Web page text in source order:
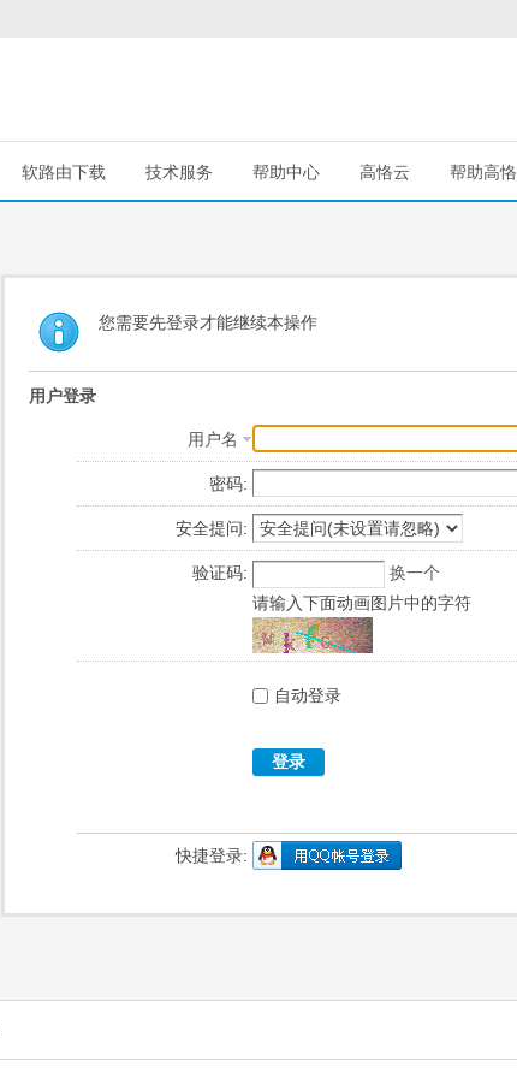
软路由下载 技术服务 帮助中心 高恪云 帮助高恪
您需要先登录才能继续本操作
用户登录
用户名
密码:
安全提问:
验证码:
换一个
请输入下面动画图片中的字符
自动登录
登录
快捷登录: